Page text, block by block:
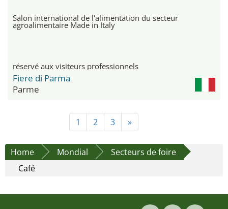
Salon international de l'alimentation du secteur
agroalimentaire Made in Italy
réservé aux visiteurs professionnels
Fiere di Parma
Parme
1 2 3 »
Home Mondial
Secteurs de foire
Café